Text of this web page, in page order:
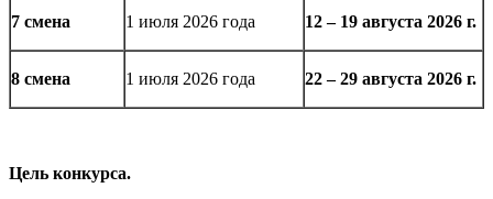
7 смена 1 июля 2026 года 12 – 19 августа 2026 г.
8 смена 1 июля 2026 года 22 – 29 августа 2026 г.
Цель конкурса.